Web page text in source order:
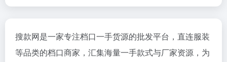
搜款网是一家专注档口一手货源的批发平台，直连服装
等品类的档口商家，汇集海量一手款式与厂家资源，为